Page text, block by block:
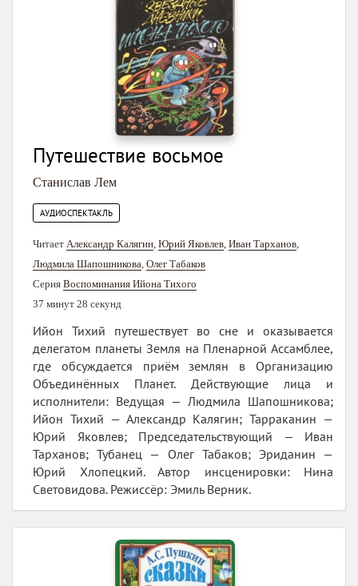
Путешествие восьмое
Станислав Лем
АУДИОСПЕКТАКЛЬ
Читает Александр Калягин Юрий Яковлев Иван Тарханов
Людмила Шапошникова Олег Табаков
Серия Воспоминания Ийона Тихого
37 минут 28 секунд
Ийон Тихий путешествует во сне и оказывается
делегатом планеты Земля на Пленарной Ассамблее,
где обсуждается приём землян в Организацию
Объединённых Планет. Действующие лица и
исполнители: Ведущая — Людмила Шапошникова;
Ийон Тихий — Александр Калягин; Тарраканин —
Юрий Яковлев; Председательствующий — Иван
Тарханов; Тубанец — Олег Табаков; Эриданин —
Юрий Хлопецкий. Автор инсценировки: Нина
Световидова. Режиссёр: Эмиль Верник.